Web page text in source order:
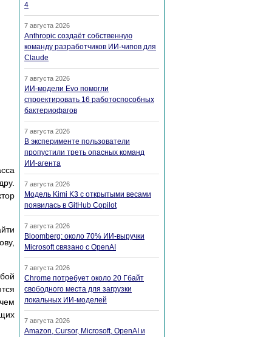
4
7 августа 2026
Anthropic создаёт собственную
команду разработчиков ИИ-чипов для
Claude
7 августа 2026
ИИ-модели Evo помогли
спроектировать 16 работоспособных
бактериофагов
7 августа 2026
В эксперименте пользователи
пропустили треть опасных команд
ИИ-агента
7 августа 2026
Модель Kimi K3 с открытыми весами
появилась в GitHub Copilot
7 августа 2026
Bloomberg: около 70% ИИ-выручки
Microsoft связано с OpenAI
7 августа 2026
Chrome потребует около 20 Гбайт
свободного места для загрузки
локальных ИИ-моделей
7 августа 2026
Amazon, Cursor, Microsoft, OpenAI и